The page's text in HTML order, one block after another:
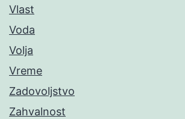
Vlast
Voda
Volja
Vreme
Zadovoljstvo
Zahvalnost